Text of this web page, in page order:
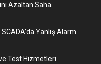
Azaltan Saha
Yanlış Alarm
Test Hizmetleri